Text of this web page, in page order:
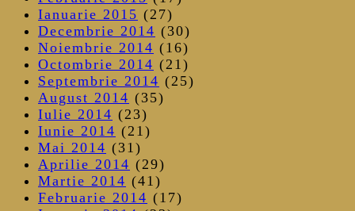
Ianuarie 2015 (27)
Decembrie 2014 (30)
Noiembrie 2014 (16)
Octombrie 2014 (21)
Septembrie 2014 (25)
August 2014 (35)
Iulie 2014 (23)
Iunie 2014 (21)
Mai 2014 (31)
Aprilie 2014 (29)
Martie 2014 (41)
Februarie 2014 (17)